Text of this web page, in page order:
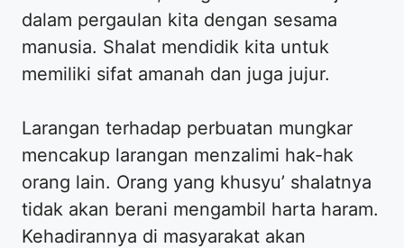
dalam pergaulan kita dengan sesama
manusia. Shalat mendidik kita untuk
memiliki sifat amanah dan juga jujur.
Larangan terhadap perbuatan mungkar
mencakup larangan menzalimi hak-hak
orang lain. Orang yang khusyu’ shalatnya
tidak akan berani mengambil harta haram.
Kehadirannya di masyarakat akan